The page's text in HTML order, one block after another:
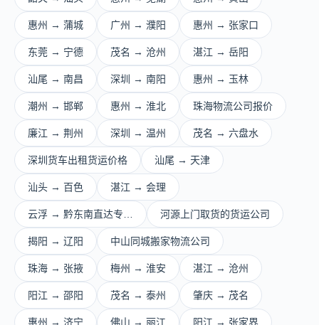
惠州 → 蒲城 广州 → 濮阳 惠州 → 张家口
东莞 → 宁德 茂名 → 沧州 湛江 → 岳阳
汕尾 → 南昌 深圳 → 南阳 惠州 → 玉林
潮州 → 邯郸 惠州 → 淮北 珠海物流公司报价
廉江 → 荆州 深圳 → 温州 茂名 → 六盘水
深圳货车出租货运价格 汕尾 → 天津
汕头 → 百色 湛江 → 会理
云浮 → 黔东南直达专… 河源上门取货的货运公司
揭阳 → 辽阳 中山同城搬家物流公司
珠海 → 张掖 梅州 → 淮安 湛江 → 沧州
阳江 → 邵阳 茂名 → 泰州 肇庆 → 茂名
惠州 → 济宁 佛山 → 丽江 阳江 → 张家界